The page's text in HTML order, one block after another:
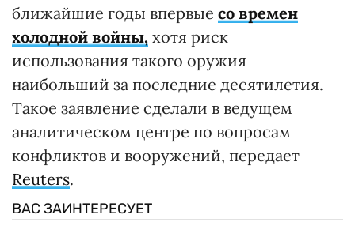
ближайшие годы впервые со времен
холодной войны, хотя риск
использования такого оружия
наибольший за последние десятилетия.
Такое заявление сделали в ведущем
аналитическом центре по вопросам
конфликтов и вооружений, передает
Reuters.
ВАС ЗАИНТЕРЕСУЕТ